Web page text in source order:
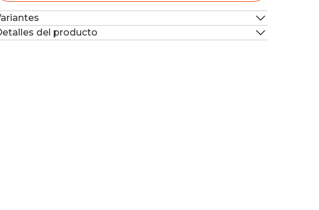
del producto